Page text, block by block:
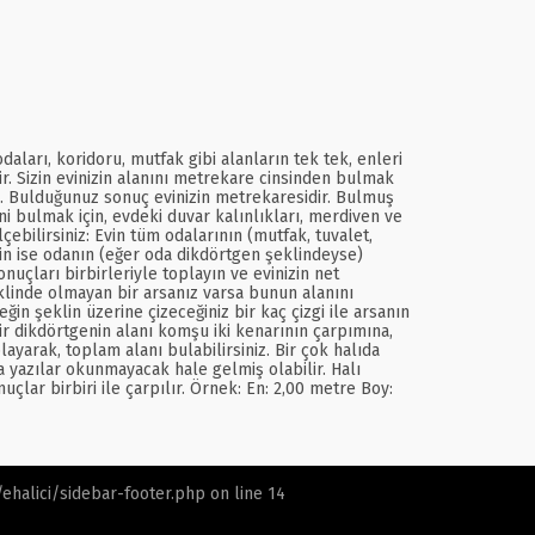
koridoru, mutfak gibi alanların tek tek, enleri
Sizin evinizin alanını metrekare cinsinden bulmak
sonuç evinizin metrekaresidir. Bulmuş
bulmak için, evdeki duvar kalınlıkları, merdiven ve
Evin tüm odalarının (mutfak, tuvalet,
ise odanın (eğer oda dikdörtgen şeklindeyse)
birbirleriyle toplayın ve evinizin net
olmayan bir arsanız varsa bunun alanını
şeklin üzerine çizeceğiniz bir kaç çizgi ile arsanın
alanı komşu iki kenarının çarpımına,
toplam alanı bulabilirsiniz. Bir çok halıda
okunmayacak hale gelmiş olabilir. Halı
birbiri ile çarpılır. Örnek: En: 2,00 metre Boy:
sidebar-footer.php on line 14